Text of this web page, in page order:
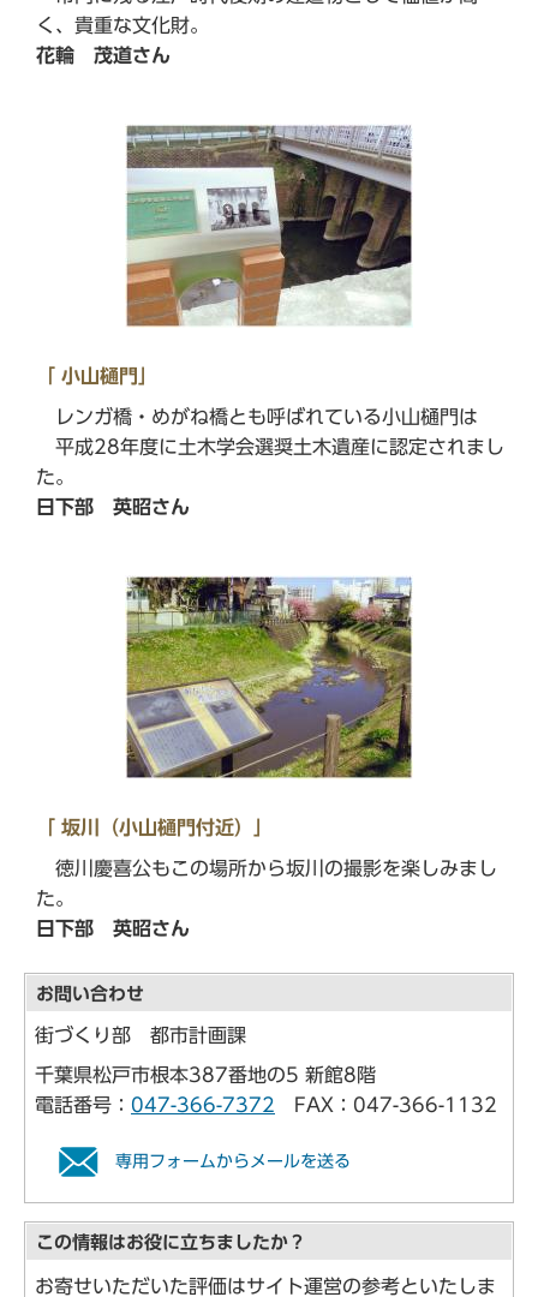
く、貴重な文化財。
花輪 茂道さん
「 小山樋門」
レンガ橋・めがね橋とも呼ばれている小山樋門は
平成28年度に土木学会選奨土木遺産に認定されまし
た。
日下部 英昭さん
「 坂川（小山樋門付近）」
徳川慶喜公もこの場所から坂川の撮影を楽しみまし
た。
日下部 英昭さん
お問い合わせ
街づくり部 都市計画課
千葉県松戸市根本387番地の5 新館8階
電話番号： 047-366-7372 FAX：047-366-1132
専用フォームからメールを送る
この情報はお役に立ちましたか？
お寄せいただいた評価はサイト運営の参考といたしま